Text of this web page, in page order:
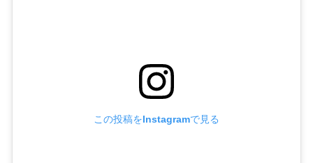
この投稿をInstagramで見る